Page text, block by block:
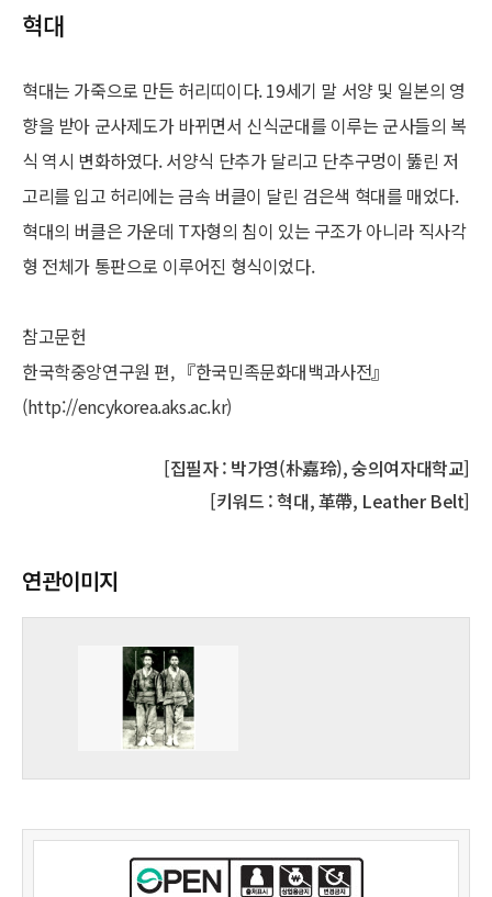
혁대
혁대는 가죽으로 만든 허리띠이다. 19세기 말 서양 및 일본의 영
향을 받아 군사제도가 바뀌면서 신식군대를 이루는 군사들의 복
식 역시 변화하였다. 서양식 단추가 달리고 단추구멍이 뚫린 저
고리를 입고 허리에는 금속 버클이 달린 검은색 혁대를 매었다.
혁대의 버클은 가운데 T자형의 침이 있는 구조가 아니라 직사각
형 전체가 통판으로 이루어진 형식이었다.
참고문헌
한국학중앙연구원 편, 『한국민족문화대백과사전』
(http://encykorea.aks.ac.kr)
[집필자 : 박가영(朴嘉玲), 숭의여자대학교]
[키워드 : 혁대, 革帶, Leather Belt]
연관이미지